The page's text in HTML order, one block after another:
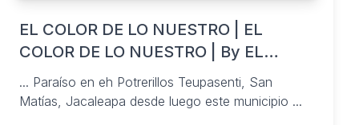
EL COLOR DE LO NUESTRO | EL
COLOR DE LO NUESTRO | By EL
COLOR DE LO NUESTRO | Facebook
... Paraíso en eh Potrerillos Teupasenti, San
Matías, Jacaleapa desde luego este municipio ...